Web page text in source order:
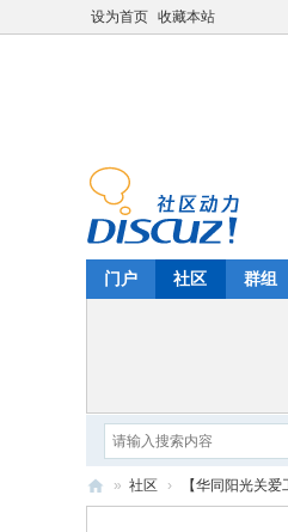
设为首页 收藏本站
门户 社区 群组
» 社区 › 【华同阳光关爱